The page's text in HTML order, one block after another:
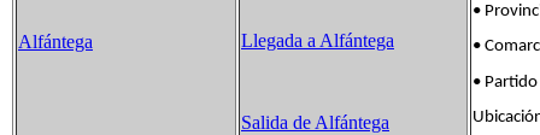
Alfántega Llegada a Alfántega
Salida de Alfántega
•
•
•